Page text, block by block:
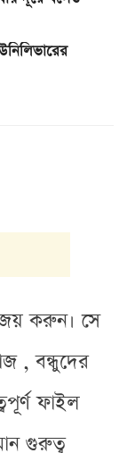
করুন। সে
, বন্ধুদের
ফাইল
গুরুত্ব